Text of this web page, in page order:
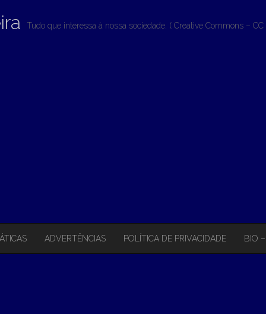
Tudo que interessa à nossa sociedade. ( Creative Commons – CC
ADVERTÊNCIAS POLÍTICA DE PRIVACIDADE BIO